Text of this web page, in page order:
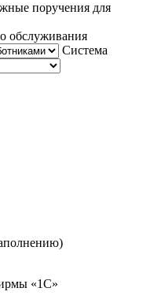
поручения для
обслуживания
Система
«1С»